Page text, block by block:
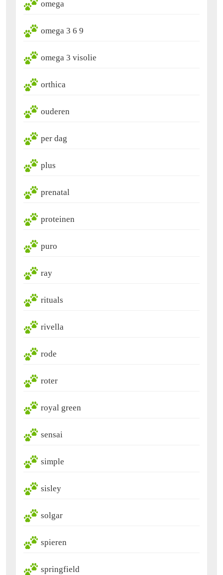
omega
omega 3 6 9
omega 3 visolie
orthica
ouderen
per dag
plus
prenatal
proteinen
puro
ray
rituals
rivella
rode
roter
royal green
sensai
simple
sisley
solgar
spieren
springfield